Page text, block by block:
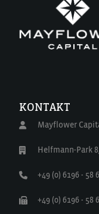
KONTAKT
Mayflower
Helfmann-Park
+49 (0) 6196 - 58
+49 (0) 6196 - 58